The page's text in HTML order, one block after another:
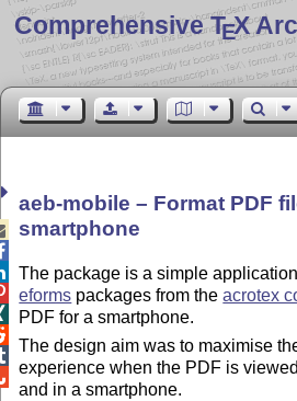
Comprehensive TEX
aeb-mobile – Format PDF
smartphone
The package is a simple
eforms packages from theacrotex
PDF for a smartphone.
The design aim was to maximise
experience when the PDF is
and in a smartphone.